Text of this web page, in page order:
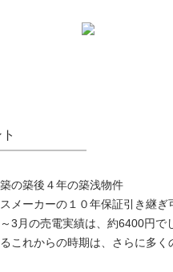
の築後４年の築浅物件
メーカーの１０年保証引き継ぎ
3月の売電実績は、約6400円で
これからの時期は、さらに多く